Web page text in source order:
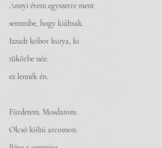
Annyi évem egyszerre ment
semmibe, hogy kiáltsak.
Izzadt kóbor kutya, ki
tükörbe néz:
ez lennék én.
Fürdetem. Mosdatom.
Olcsó kölni arcomon.